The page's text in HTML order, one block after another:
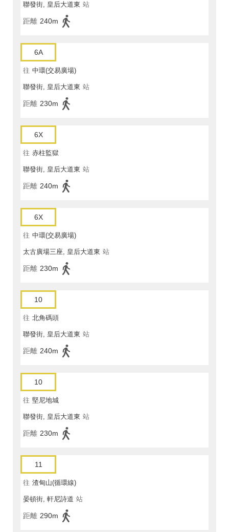
聯發街, 皇后大道東 站
距離 240m
6A
往 中環(交易廣場)
聯發街, 皇后大道東 站
距離 230m
6X
往 赤柱監獄
聯發街, 皇后大道東 站
距離 240m
6X
往 中環(交易廣場)
太古廣場三座, 皇后大道東 站
距離 230m
10
往 北角碼頭
聯發街, 皇后大道東 站
距離 240m
10
往 堅尼地城
聯發街, 皇后大道東 站
距離 230m
11
往 渣甸山(循環線)
晏頓街, 軒尼詩道 站
距離 290m